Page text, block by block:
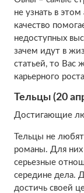
не узнать в
качество
недоступных
зачем идут в
статьей, то Вас
карьерного
Тельцы (20
Достигающие
Тельцы не
романы. Для
серьезные
середине дела.
достичь своей